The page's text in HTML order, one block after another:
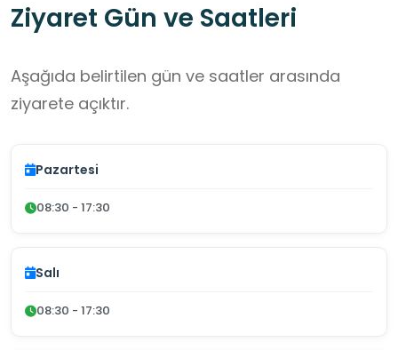
Ziyaret Gün ve Saatleri
Aşağıda belirtilen gün ve saatler arasında
ziyarete açıktır.
Pazartesi
08:30 - 17:30
Salı
08:30 - 17:30